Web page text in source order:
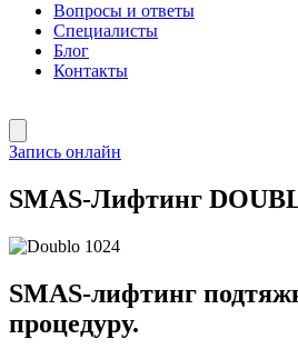
Вопросы и ответы
Специалисты
Блог
Контакты
Запись онлайн
SMAS-Лифтинг
SMAS-лифтинг
процедуру.